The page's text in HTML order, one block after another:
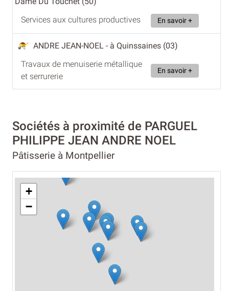
Services aux cultures productives
En savoir +
ANDRE JEAN-NOEL - à Quinssaines (03)
Travaux de menuiserie métallique
et serrurerie
En savoir +
Sociétés à proximité de PARGUEL
PHILIPPE JEAN ANDRE NOEL
Pâtisserie à Montpellier
+
−